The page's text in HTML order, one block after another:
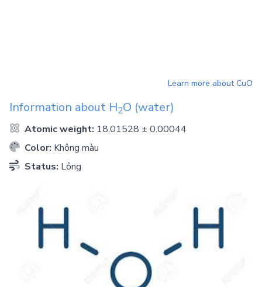
Learn more aboutCuO
Information about H2O (water)
Atomic weight: 18.01528 ± 0.00044
Color: Không màu
Status: Lỏng